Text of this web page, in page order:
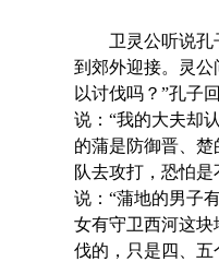
卫灵公听说孔
到郊外迎接。灵公
以讨伐吗？”孔子
说：“我的大夫却
的蒲是防御晋、
队去攻打，恐怕
说：“蒲地的男子
女有守卫西河这
伐的，只是四、五